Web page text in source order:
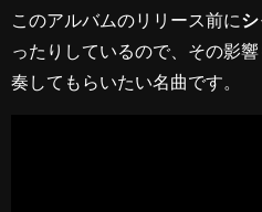
このアルバムのリリース前に
ったりしているので、その影
奏してもらいたい名曲です。